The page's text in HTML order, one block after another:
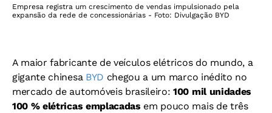
Empresa registra um crescimento de vendas impulsionado pela
expansão da rede de concessionárias - Foto: Divulgação BYD
A maior fabricante de veículos elétricos do mundo, a
gigante chinesa BYD chegou a um marco inédito no
mercado de automóveis brasileiro:100 mil unidades
100 % elétricas emplacadas em pouco mais de três